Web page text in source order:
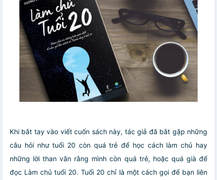
Khi bắt tay vào viết cuốn sách này, tác giả đã bắt gặp những
câu hỏi như tuổi 20 còn quá trẻ để học cách làm chủ hay
những lời than vãn rằng mình còn quá trẻ, hoặc quá già để
đọc Làm chủ tuổi 20. Tuổi 20 chỉ là một cách gọi để bạn liên